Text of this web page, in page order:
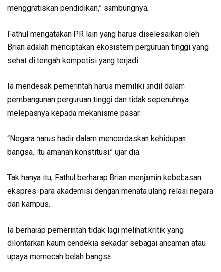
menggratiskan pendidikan,” sambungnya.
Fathul mengatakan PR lain yang harus diselesaikan oleh
Brian adalah menciptakan ekosistem perguruan tinggi yang
sehat di tengah kompetisi yang terjadi.
Ia mendesak pemerintah harus memiliki andil dalam
pembangunan perguruan tinggi dan tidak sepenuhnya
melepasnya kepada mekanisme pasar.
“Negara harus hadir dalam mencerdaskan kehidupan
bangsa. Itu amanah konstitusi,” ujar dia.
Tak hanya itu, Fathul berharap Brian menjamin kebebasan
ekspresi para akademisi dengan menata ulang relasi negara
dan kampus.
Ia berharap pemerintah tidak lagi melihat kritik yang
dilontarkan kaum cendekia sekadar sebagai ancaman atau
upaya memecah belah bangsa.